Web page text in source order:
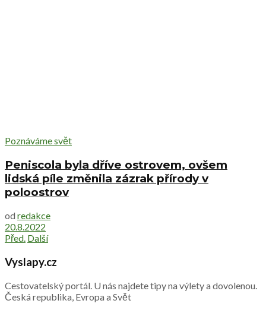
Poznáváme svět
Peniscola byla dříve ostrovem, ovšem
lidská píle změnila zázrak přírody v
poloostrov
od redakce
20.8.2022
Před. Další
Vyslapy.cz
Cestovatelský portál. U nás najdete tipy na výlety a dovolenou.
Česká republika, Evropa a Svět